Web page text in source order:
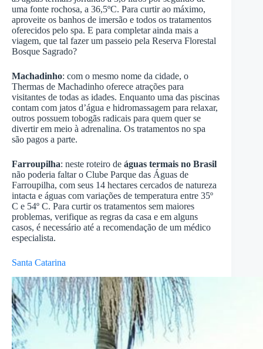
uma fonte rochosa, a 36,5ºC. Para curtir ao máximo,
aproveite os banhos de imersão e todos os tratamentos
oferecidos pelo spa. E para completar ainda mais a
viagem, que tal fazer um passeio pela Reserva Florestal
Bosque Sagrado?
Machadinho: com o mesmo nome da cidade, o
Thermas de Machadinho oferece atrações para
visitantes de todas as idades. Enquanto uma das piscinas
contam com jatos d’água e hidromassagem para relaxar,
outros possuem tobogãs radicais para quem quer se
divertir em meio à adrenalina. Os tratamentos no spa
são pagos a parte.
Farroupilha: neste roteiro de águas termais no Brasil
não poderia faltar o Clube Parque das Águas de
Farroupilha, com seus 14 hectares cercados de natureza
intacta e águas com variações de temperatura entre 35º
C e 54º C. Para curtir os tratamentos sem maiores
problemas, verifique as regras da casa e em alguns
casos, é necessário até a recomendação de um médico
especialista.
Santa Catarina